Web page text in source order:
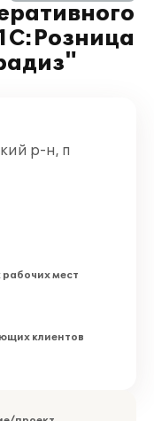
р-н, п
мест
клиентов